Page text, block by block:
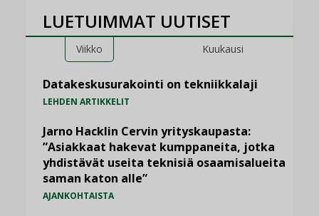
LUETUIMMAT UUTISET
Viikko Kuukausi
Datakeskusurakointi on tekniikkalaji
LEHDEN ARTIKKELIT
Jarno Hacklin Cervin yrityskaupasta:
”Asiakkaat hakevat kumppaneita, jotka
yhdistävät useita teknisiä osaamisalueita
saman katon alle”
AJANKOHTAISTA